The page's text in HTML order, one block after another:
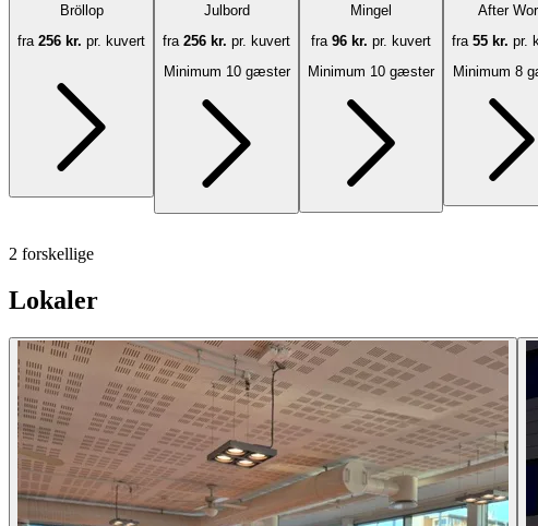
Bröllop
fra 256 kr. pr. kuvert
Julbord
fra 256 kr. pr. kuvert
Minimum 10 gæster
Mingel
fra 96 kr. pr. kuvert
Minimum 10 gæster
After
fra 55 kr. pr.
Minimum 8
2 forskellige
Lokaler